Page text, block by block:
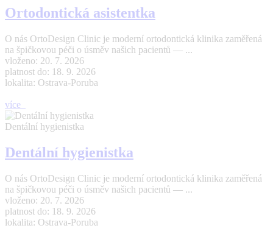
Ortodontická asistentka
O nás OrtoDesign Clinic je moderní ortodontická klinika zaměřená
na špičkovou péči o úsměv našich pacientů — ...
vloženo: 20. 7. 2026
platnost do: 18. 9. 2026
lokalita: Ostrava-Poruba
více
Dentální hygienistka
Dentální hygienistka
O nás OrtoDesign Clinic je moderní ortodontická klinika zaměřená
na špičkovou péči o úsměv našich pacientů — ...
vloženo: 20. 7. 2026
platnost do: 18. 9. 2026
lokalita: Ostrava-Poruba